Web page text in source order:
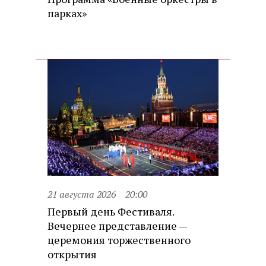
парках»
21 августа 2026 20:00
Первый день Фестиваля.
Вечернее представление —
церемония торжественного
открытия